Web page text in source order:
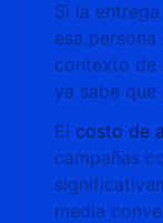
Si la
esa
contexto de
ya sabe que
El costo de
campañas
media